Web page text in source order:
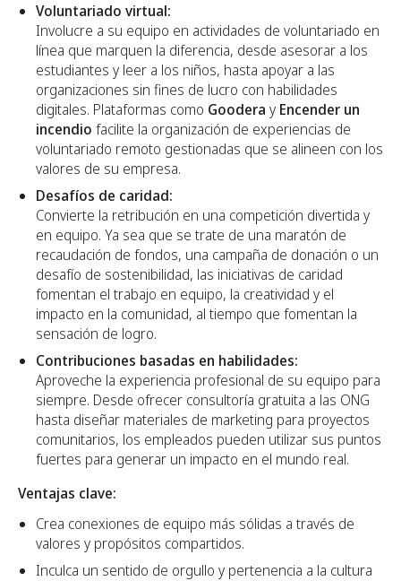
Voluntariado virtual:
Involucre a su equipo en actividades de voluntariado en
línea que marquen la diferencia, desde asesorar a los
estudiantes y leer a los niños, hasta apoyar a las
organizaciones sin fines de lucro con habilidades
digitales. Plataformas como Goodera y Encender un
incendio facilite la organización de experiencias de
voluntariado remoto gestionadas que se alineen con los
valores de su empresa.
Desafíos de caridad:
Convierte la retribución en una competición divertida y
en equipo. Ya sea que se trate de una maratón de
recaudación de fondos, una campaña de donación o un
desafío de sostenibilidad, las iniciativas de caridad
fomentan el trabajo en equipo, la creatividad y el
impacto en la comunidad, al tiempo que fomentan la
sensación de logro.
Contribuciones basadas en habilidades:
Aproveche la experiencia profesional de su equipo para
siempre. Desde ofrecer consultoría gratuita a las ONG
hasta diseñar materiales de marketing para proyectos
comunitarios, los empleados pueden utilizar sus puntos
fuertes para generar un impacto en el mundo real.
Ventajas clave:
Crea conexiones de equipo más sólidas a través de
valores y propósitos compartidos.
Inculca un sentido de orgullo y pertenencia a la cultura